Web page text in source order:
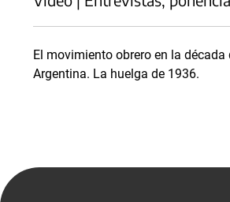
El movimiento obrero en la década
Argentina. La huelga de 1936.